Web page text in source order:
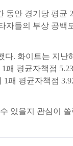
동안 경기당 평균
자들의 부상 공백
. 화이트는 지난
패 평균자책점
패 평균자책점
있을지 관심이 쏠